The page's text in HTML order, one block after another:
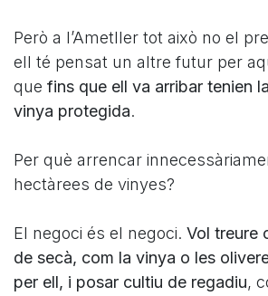
Però a l’Ametller tot això no el
ell té pensat un altre futur per
que fins que ell va arribar tenien
vinya protegida.
Per què arrencar
hectàrees de vinyes?
El negoci és el negoci. Vol treure
de secà, com la vinya o les
per ell, i posar cultiu de regadiu,